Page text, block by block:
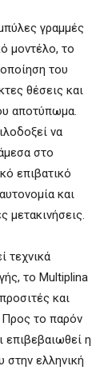
γραμμές
μοντέλο, το
του
θέσεις και
αποτύπωμα.
να
στο
επιβατικό
και
μετακινήσεις.
τεχνικά
το Multiplina
και
Προς το παρόν
επιβεβαιωθεί η
στην ελληνική